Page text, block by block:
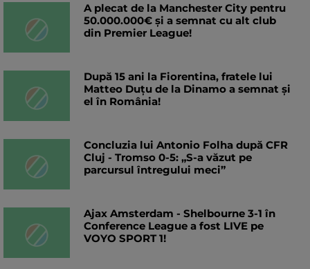
A plecat de la Manchester City pentru
50.000.000€ și a semnat cu alt club
din Premier League!
După 15 ani la Fiorentina, fratele lui
Matteo Duțu de la Dinamo a semnat și
el în România!
Concluzia lui Antonio Folha după CFR
Cluj - Tromso 0-5: „S-a văzut pe
parcursul întregului meci”
Ajax Amsterdam - Shelbourne 3-1 în
Conference League a fost LIVE pe
VOYO SPORT 1!